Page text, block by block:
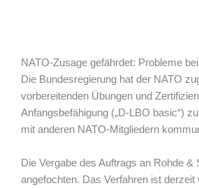
NATO-Zusage gefährdet: Probleme
Die Bundesregierung hat der NATO
vorbereitenden Übungen und
Anfangsbefähigung („D-LBO basic“)
mit anderen NATO-Mitgliedern
Die Vergabe des Auftrags an Rohde
angefochten. Das Verfahren ist